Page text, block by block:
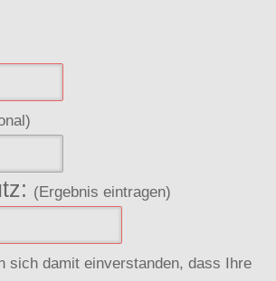
(Ergebnis eintragen)
sich damit einverstanden, dass Ihre